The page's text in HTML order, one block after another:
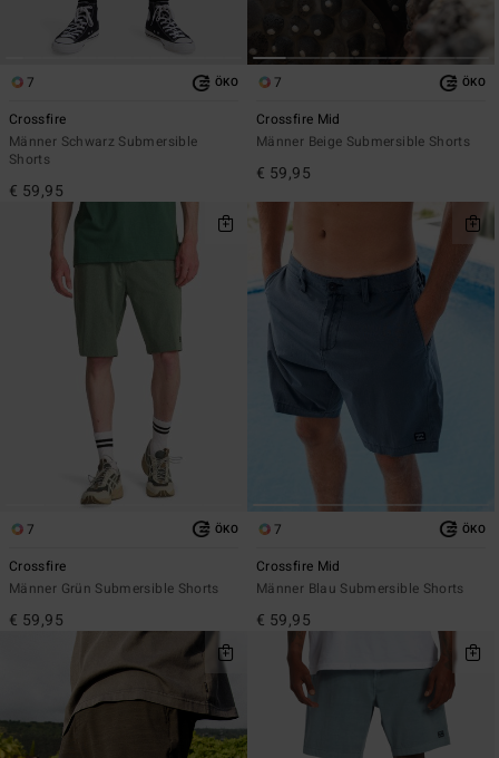
7 ÖKO
Crossfire
Männer Schwarz Submersible
Shorts
€ 59,95
7 ÖKO
Crossfire Mid
Männer Beige Submersible Shorts
€ 59,95
7 ÖKO
Crossfire
Männer Grün Submersible Shorts
€ 59,95
7 ÖKO
Crossfire Mid
Männer Blau Submersible Shorts
€ 59,95